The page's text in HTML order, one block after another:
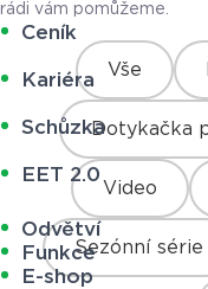
Ceník
Kariéra
Schůzka
EET 2.0
Odvětví
Funkce
E-shop
rádi vám pomůžeme.
Vše
Dotykačka
Video
Sezónní série